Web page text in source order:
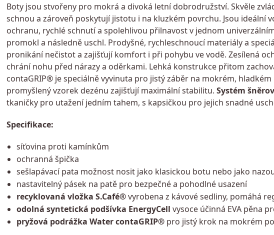
Boty jsou stvořeny pro mokrá a divoká letní dobrodružství. Skvěle
schnou a zároveň poskytují jistotu i na kluzkém povrchu. Jsou ideální
ochranu, rychlé schnutí a spolehlivou přilnavost v jednom
promokl a následně uschl. Prodyšné, rychleschnoucí materiály a
pronikání nečistot a zajišťují komfort i při pohybu ve vodě. Zesílená
chrání nohu před nárazy a oděrkami. Lehká konstrukce přitom
contaGRIP® je speciálně vyvinuta pro jistý záběr na mokrém,
promyšlený vzorek dezénu zajišťují maximální stabilitu. Systém
tkaničky pro utažení jedním tahem, s kapsičkou pro jejich snadné
Specifikace:
síťovina proti kamínkům
ochranná špička
sešlapávací pata možnost nosit jako klasickou botu nebo jako
nastavitelný pásek na patě pro bezpečné a pohodlné usazení
recyklovaná vložka S.Café®vyrobena z kávové sedliny, pomáhá
odolná syntetická podšívka EnergyCell vysoce účinná EVA pěna
pryžová podrážka Water contaGRIP®pro jistý krok na mokrém